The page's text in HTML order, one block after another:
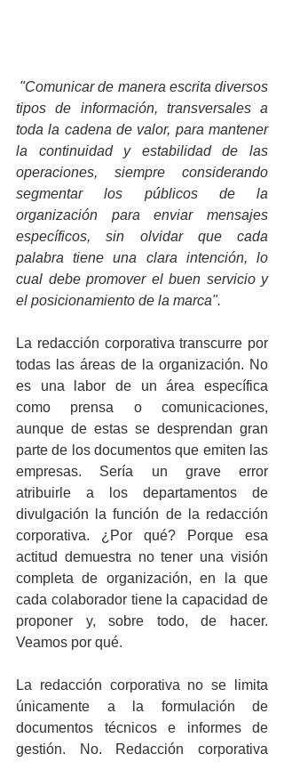
"Comunicar de manera escrita diversos
tipos de información, transversales a
toda la cadena de valor, para mantener
la continuidad y estabilidad de las
operaciones, siempre considerando
segmentar los públicos de la
organización para enviar mensajes
específicos, sin olvidar que cada
palabra tiene una clara intención, lo
cual debe promover el buen servicio y
el posicionamiento de la marca".
La redacción corporativa transcurre por
todas las áreas de la organización. No
es una labor de un área específica
como prensa o comunicaciones,
aunque de estas se desprendan gran
parte de los documentos que emiten las
empresas. Sería un grave error
atribuirle a los departamentos de
divulgación la función de la redacción
corporativa. ¿Por qué? Porque esa
actitud demuestra no tener una visión
completa de organización, en la que
cada colaborador tiene la capacidad de
proponer y, sobre todo, de hacer.
Veamos por qué.
La redacción corporativa no se limita
únicamente a la formulación de
documentos técnicos e informes de
gestión. No. Redacción corporativa